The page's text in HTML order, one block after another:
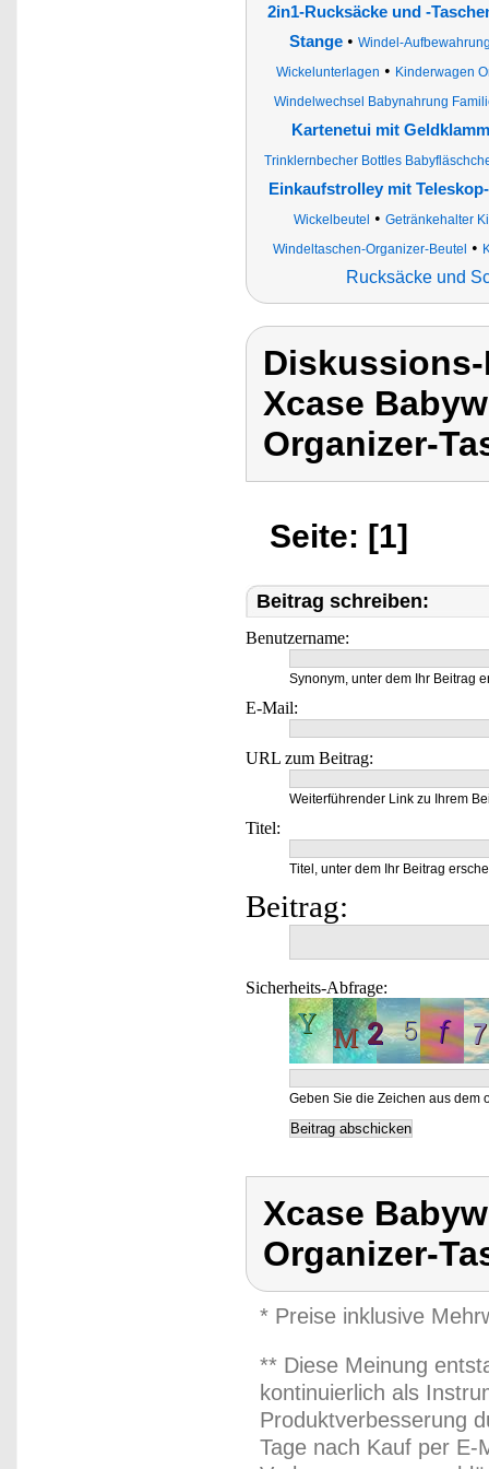
2in1-Rucksäcke und -
Stange • Windel-
Wickelunterlagen • Kinderwagen
Windelwechsel Babynahrung
Kartenetui mit
Trinklernbecher Bottles
Einkaufstrolley mit
Wickelbeutel • Getränkehalter
Windeltaschen-Organizer-Beutel
•
Rucksäcke und
Xcase
Organizer-
Seite: [1]
Beitrag schreiben:
Benutzername:
Synonym, unter dem Ihr Beitrag
E-Mail:
URL zum Beitrag:
Weiterführender Link zu Ihrem
Titel:
Titel, unter dem Ihr Beitrag
Beitrag:
Sicherheits-Abfrage:
Geben Sie die Zeichen aus dem
Xcase
Organizer-
* Preise inklusive
** Diese Meinung
kontinuierlich als
Produktverbesserung
Tage nach Kauf per E-